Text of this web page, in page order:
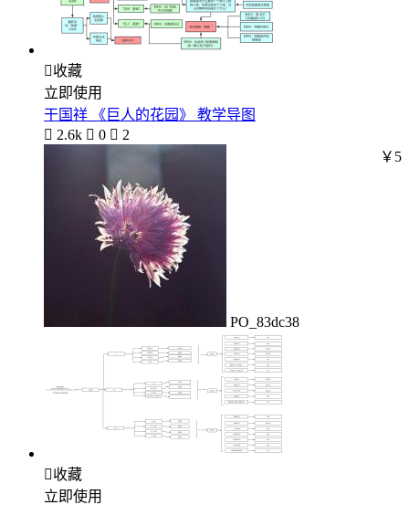
收藏
立即使用
干国祥 《巨人的花园》 教学导图
 2.6k  0  2
PO_83dc38
￥5
收藏
立即使用